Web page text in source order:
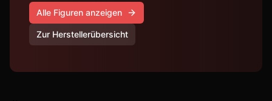
Alle Figuren anzeigen
Zur Herstellerübersicht